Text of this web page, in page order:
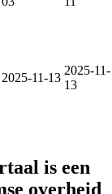
2025-11-13
2025-11-
13
is een
overheid